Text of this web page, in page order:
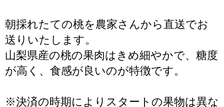
朝採れたての桃を農家さんから直送でお
送りいたします。
山梨県産の桃の果肉はきめ細やかで、糖度
が高く、食感が良いのが特徴です。
※決済の時期によりスタートの果物は異な